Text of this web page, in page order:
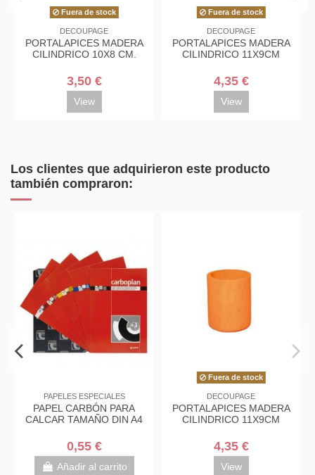
Fuera de stock
DECOUPAGE
PORTALAPICES MADERA
CILINDRICO 10X8 CM.
3,50 €
View
Fuera de stock
DECOUPAGE
PORTALAPICES MADERA
CILINDRICO 11X9CM
4,35 €
View
Los clientes que adquirieron este producto
también compraron:
PAPELES ESPECIALES
PAPEL CARBÓN PARA
CALCAR TAMAÑO DIN A4
0,55 €
Añadir al carrito
Fuera de stock
DECOUPAGE
PORTALAPICES MADERA
CILINDRICO 11X9CM
4,35 €
View